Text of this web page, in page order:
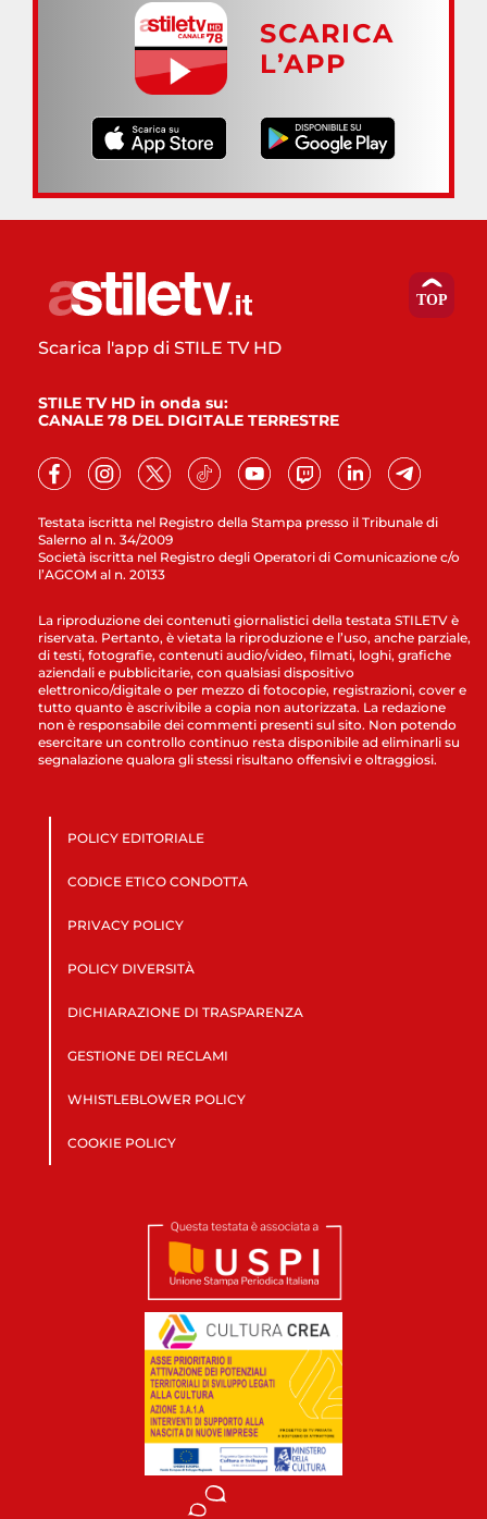
SCARICA
L’APP
Testata iscritta nel Registro della Stampa presso il Tribunale di
Salerno al n. 34/2009
Società iscritta nel Registro degli Operatori di Comunicazione c/o
l’AGCOM al n. 20133
Scarica l'app di STILE TV HD
STILE TV HD in onda su:
CANALE 78 DEL DIGITALE TERRESTRE
La riproduzione dei contenuti giornalistici della testata STILETV è
riservata. Pertanto, è vietata la riproduzione e l’uso, anche parziale,
di testi, fotografie, contenuti audio/video, filmati, loghi, grafiche
aziendali e pubblicitarie, con qualsiasi dispositivo
elettronico/digitale o per mezzo di fotocopie, registrazioni, cover e
tutto quanto è ascrivibile a copia non autorizzata. La redazione
non è responsabile dei commenti presenti sul sito. Non potendo
esercitare un controllo continuo resta disponibile ad eliminarli su
segnalazione qualora gli stessi risultano offensivi e oltraggiosi.
POLICY EDITORIALE
CODICE ETICO CONDOTTA
PRIVACY POLICY
POLICY DIVERSITÀ
DICHIARAZIONE DI TRASPARENZA
GESTIONE DEI RECLAMI
WHISTLEBLOWER POLICY
COOKIE POLICY